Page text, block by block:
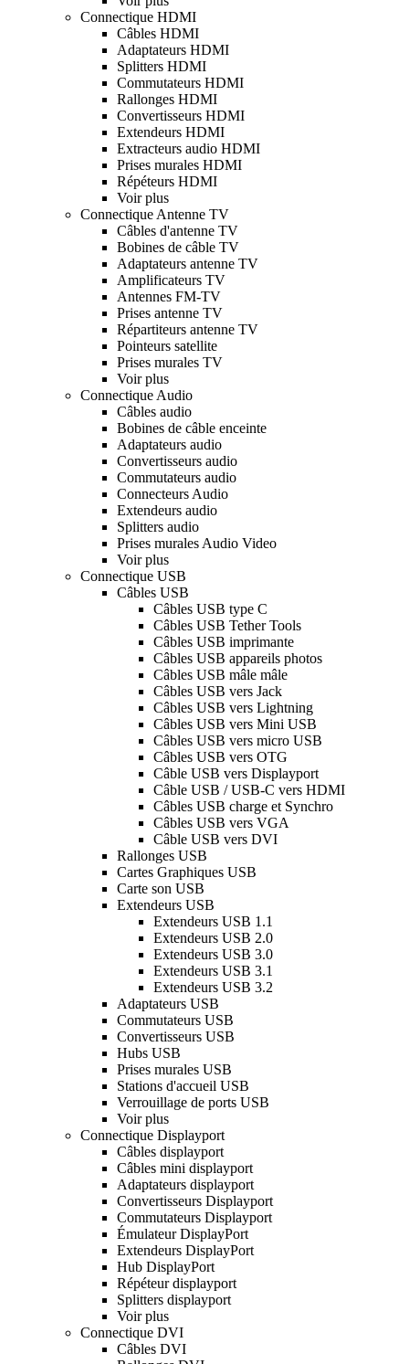
Connectique HDMI
Câbles HDMI
Adaptateurs HDMI
Splitters HDMI
Commutateurs HDMI
Rallonges HDMI
Convertisseurs HDMI
Extendeurs HDMI
Extracteurs audio HDMI
Prises murales HDMI
Répéteurs HDMI
Voir plus
Connectique Antenne TV
Câbles d'antenne TV
Bobines de câble TV
Adaptateurs antenne TV
Amplificateurs TV
Antennes FM-TV
Prises antenne TV
Répartiteurs antenne TV
Pointeurs satellite
Prises murales TV
Voir plus
Connectique Audio
Câbles audio
Bobines de câble enceinte
Adaptateurs audio
Convertisseurs audio
Commutateurs audio
Connecteurs Audio
Extendeurs audio
Splitters audio
Prises murales Audio Video
Voir plus
Connectique USB
Câbles USB
Câbles USB type C
Câbles USB Tether Tools
Câbles USB imprimante
Câbles USB appareils photos
Câbles USB mâle mâle
Câbles USB vers Jack
Câbles USB vers Lightning
Câbles USB vers Mini USB
Câbles USB vers micro USB
Câbles USB vers OTG
Câble USB vers Displayport
Câble USB / USB-C vers HDMI
Câbles USB charge et Synchro
Câbles USB vers VGA
Câble USB vers DVI
Rallonges USB
Cartes Graphiques USB
Carte son USB
Extendeurs USB
Extendeurs USB 1.1
Extendeurs USB 2.0
Extendeurs USB 3.0
Extendeurs USB 3.1
Extendeurs USB 3.2
Adaptateurs USB
Commutateurs USB
Convertisseurs USB
Hubs USB
Prises murales USB
Stations d'accueil USB
Verrouillage de ports USB
Voir plus
Connectique Displayport
Câbles displayport
Câbles mini displayport
Adaptateurs displayport
Convertisseurs Displayport
Commutateurs Displayport
Émulateur DisplayPort
Extendeurs DisplayPort
Hub DisplayPort
Répéteur displayport
Splitters displayport
Voir plus
Connectique DVI
Câbles DVI